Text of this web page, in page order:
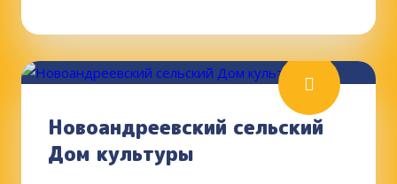
Новоандреевский сельский
Дом культуры